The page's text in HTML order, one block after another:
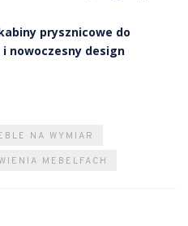
prysznicowe do
i nowoczesny design
NA WYMIAR
MEBELFACH